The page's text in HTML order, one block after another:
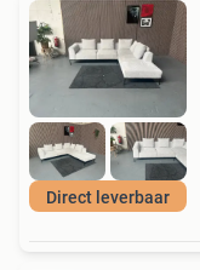
Direct leverbaar